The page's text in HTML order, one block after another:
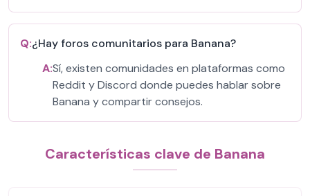
Q:¿Hay foros comunitarios para Banana?
A:Sí, existen comunidades en plataformas como
Reddit y Discord donde puedes hablar sobre
Banana y compartir consejos.
Características clave de Banana